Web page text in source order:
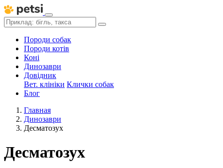
Породи собак
Породи котів
Коні
Динозаври
Довідник
Вет. клініки Клички собак
Блог
Главная
Динозаври
Десматозух
Десматозух